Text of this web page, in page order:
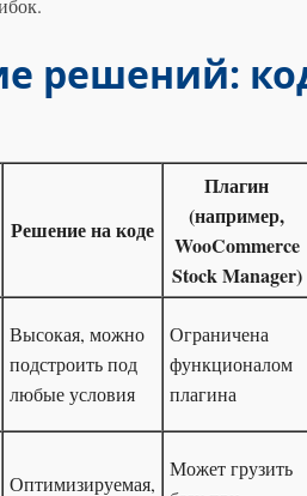
решений:
Решение на коде
Плагин
(например,
WooCommerce
Stock Manager)
Высокая, можно
подстроить под
любые условия
Ограничена
функционалом
плагина
Оптимизируемая,
Может грузить